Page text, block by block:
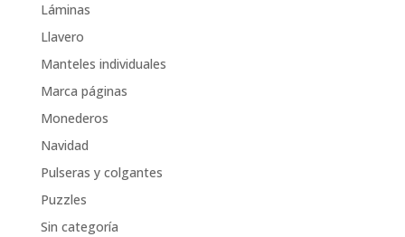
Láminas
Llavero
Manteles individuales
Marca páginas
Monederos
Navidad
Pulseras y colgantes
Puzzles
Sin categoría